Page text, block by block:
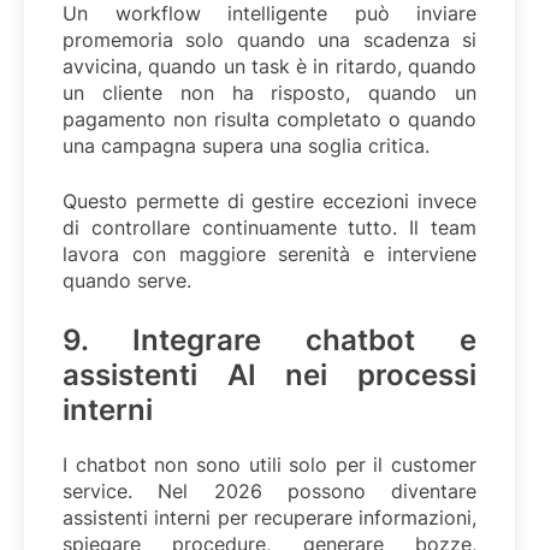
Un workflow intelligente può inviare
promemoria solo quando una scadenza si
avvicina, quando un task è in ritardo, quando
un cliente non ha risposto, quando un
pagamento non risulta completato o quando
una campagna supera una soglia critica.
Questo permette di gestire eccezioni invece
di controllare continuamente tutto. Il team
lavora con maggiore serenità e interviene
quando serve.
9. Integrare chatbot e
assistenti AI nei processi
interni
I chatbot non sono utili solo per il customer
service. Nel 2026 possono diventare
assistenti interni per recuperare informazioni,
spiegare procedure, generare bozze,